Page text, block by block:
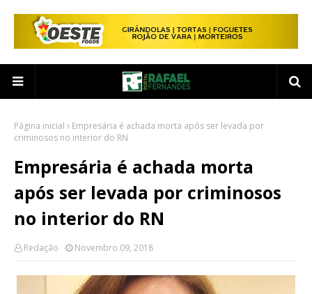
Página inicial
Empresária é achada morta após ser levada por
criminosos no interior do RN
Empresária é achada morta
após ser levada por criminosos
no interior do RN
Redação Novembro 09, 2018